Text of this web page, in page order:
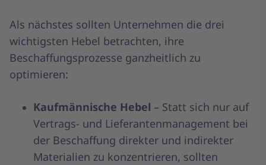
Als nächstes sollten Unternehmen die drei
wichtigsten Hebel betrachten, ihre
Beschaffungsprozesse ganzheitlich zu
optimieren:
Kaufmännische Hebel – Statt sich nur auf
Vertrags- und Lieferantenmanagement bei
der Beschaffung direkter und indirekter
Materialien zu konzentrieren, sollten